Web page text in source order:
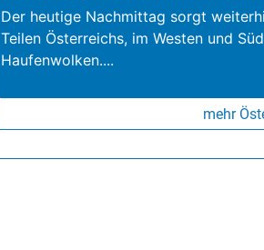
Der heutige Nachmittag sorgt
Teilen Österreichs, im Westen und
Haufenwolken....
mehr